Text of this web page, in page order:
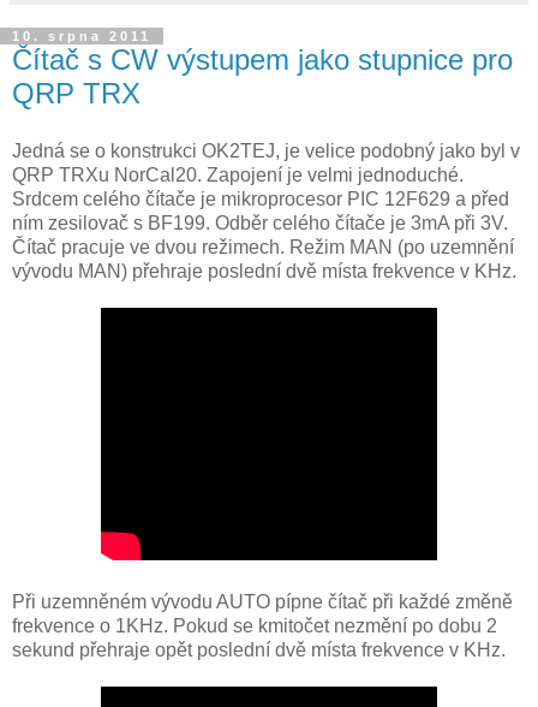
10. srpna 2011
Čítač s CW výstupem jako stupnice pro
QRP TRX
Jedná se o konstrukci OK2TEJ, je velice podobný jako byl v
QRP TRXu NorCal20. Zapojení je velmi jednoduché.
Srdcem celého čítače je mikroprocesor PIC 12F629 a před
ním zesilovač s BF199. Odběr celého čítače je 3mA při 3V.
Čítač pracuje ve dvou režimech. Režim MAN (po uzemnění
vývodu MAN) přehraje poslední dvě místa frekvence v KHz.
Při uzemněném vývodu AUTO pípne čítač při každé změně
frekvence o 1KHz. Pokud se kmitočet nezmění po dobu 2
sekund přehraje opět poslední dvě místa frekvence v KHz.